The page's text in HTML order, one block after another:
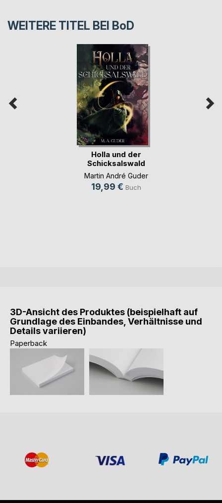
WEITERE TITEL BEI BoD
Holla und der
Schicksalswald
Martin André Guder
19,99 € Buch
3D-Ansicht des Produktes (beispielhaft auf
Grundlage des Einbandes, Verhältnisse und
Details variieren)
Paperback